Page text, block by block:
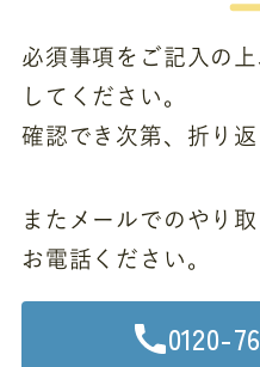
必須事項をご記入の
してください。
確認でき次第、折り
またメールでのやり
お電話ください。
0120-